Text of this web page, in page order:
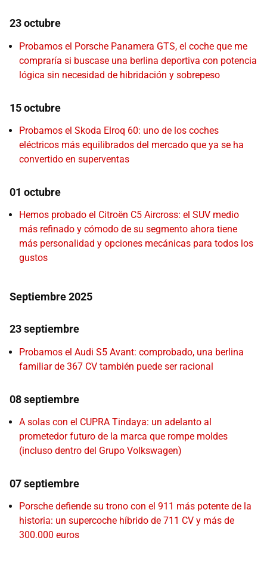
23 octubre
Probamos el Porsche Panamera GTS, el coche que me
compraría si buscase una berlina deportiva con potencia
lógica sin necesidad de hibridación y sobrepeso
15 octubre
Probamos el Skoda Elroq 60: uno de los coches
eléctricos más equilibrados del mercado que ya se ha
convertido en superventas
01 octubre
Hemos probado el Citroën C5 Aircross: el SUV medio
más refinado y cómodo de su segmento ahora tiene
más personalidad y opciones mecánicas para todos los
gustos
Septiembre 2025
23 septiembre
Probamos el Audi S5 Avant: comprobado, una berlina
familiar de 367 CV también puede ser racional
08 septiembre
A solas con el CUPRA Tindaya: un adelanto al
prometedor futuro de la marca que rompe moldes
(incluso dentro del Grupo Volkswagen)
07 septiembre
Porsche defiende su trono con el 911 más potente de la
historia: un supercoche híbrido de 711 CV y más de
300.000 euros